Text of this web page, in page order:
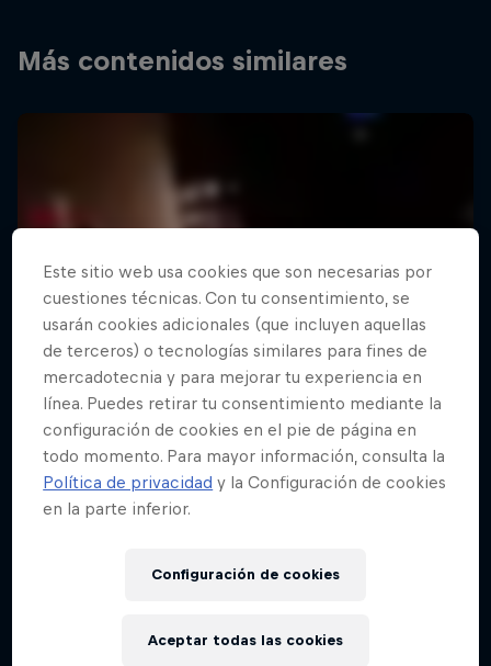
Más contenidos similares
Este sitio web usa cookies que son necesarias por
cuestiones técnicas. Con tu consentimiento, se
usarán cookies adicionales (que incluyen aquellas
de terceros) o tecnologías similares para fines de
mercadotecnia y para mejorar tu experiencia en
línea. Puedes retirar tu consentimiento mediante la
configuración de cookies en el pie de página en
todo momento. Para mayor información, consulta la
Política de privacidad y la Configuración de cookies
en la parte inferior.
Configuración de cookies
Aceptar todas las cookies